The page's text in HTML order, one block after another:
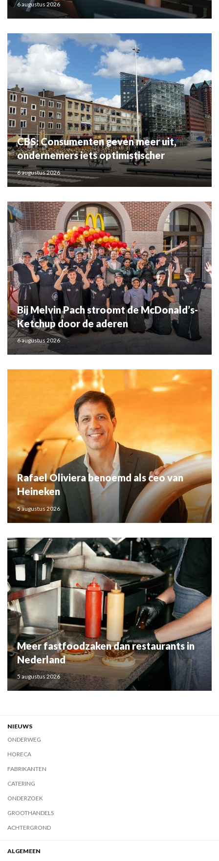
6 augustus 2026
CBS: Consumenten geven meer uit,
ondernemers iets optimistischer
6 augustus 2026
Bij Melvin Pach stroomt de McDonald’s-
Ketchup door de aderen
6 augustus 2026
Rafael Oliviera benoemd als ceo van
Heineken
5 augustus 2026
Meer fastfoodzaken dan restaurants in
Nederland
5 augustus 2026
NIEUWS
ONDERWEG
HORECA
FABRIKANTEN
CATERING
ONDERZOEK
GROOTHANDELS
ACHTERGROND
ALGEMEEN